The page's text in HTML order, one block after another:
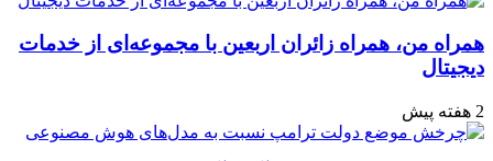
همراه من، همراه زائران اربعین با مجموعه‌ای از خدمات
دیجیتال
2 هفته پیش